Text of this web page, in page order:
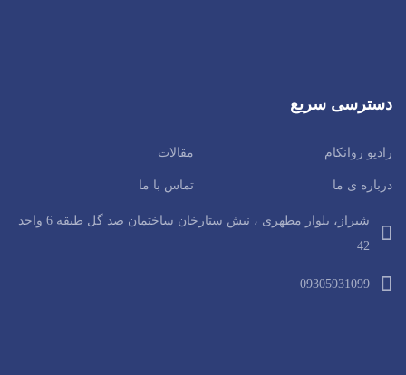
دسترسی سریع
رادیو روانکام مقالات
درباره ی ما تماس با ما
شیراز، بلوار مطهری ، نبش ستارخان ساختمان صد گل طبقه 6 واحد
42
09305931099